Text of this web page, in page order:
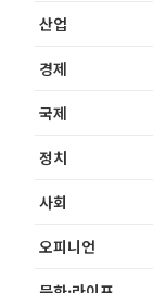
산업
경제
국제
정치
사회
오피니언